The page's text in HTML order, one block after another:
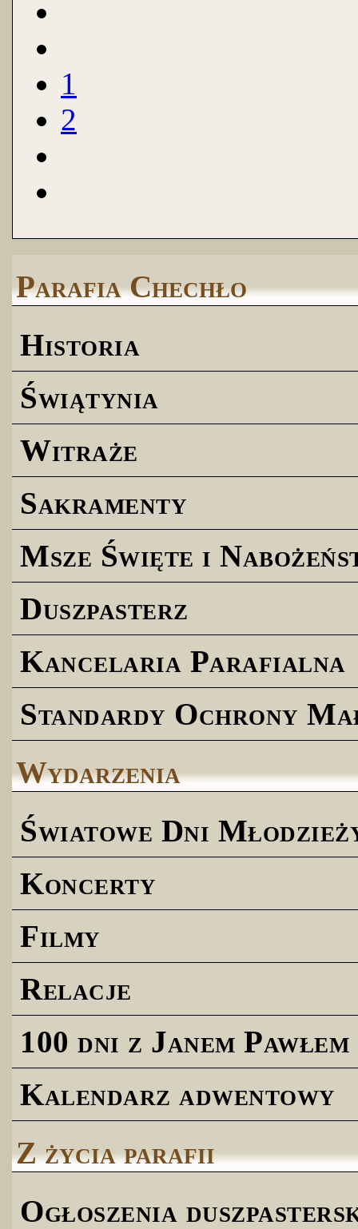
Parafia Chechło
Historia
Świątynia
Witraże
Sakramenty
Msze Święte i
Duszpasterz
Kancelaria Parafialna
Standardy Ochrony
Wydarzenia
Światowe Dni
Koncerty
Filmy
Relacje
100 dni z Janem
Kalendarz adwentowy
Z życia parafii
Ogłoszenia
1
2